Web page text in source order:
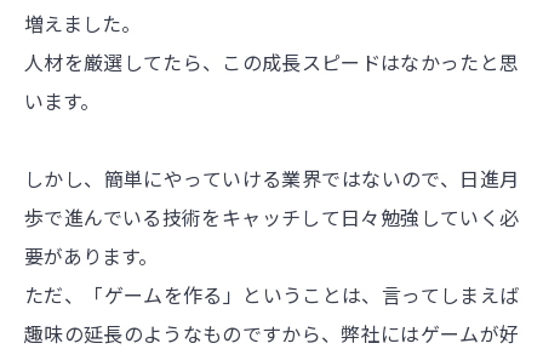
増えました。
人材を厳選してたら、この成長スピードはなかったと思
います。
しかし、簡単にやっていける業界ではないので、日進月
歩で進んでいる技術をキャッチして日々勉強していく必
要があります。
ただ、「ゲームを作る」ということは、言ってしまえば
趣味の延長のようなものですから、弊社にはゲームが好